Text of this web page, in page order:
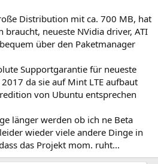
Distribution mit ca. 700 MB, hat
braucht, neueste NVidia driver, ATI
über den Paketmanager
Supportgarantie für neueste
da sie auf Mint LTE aufbaut
von Ubuntu entsprechen
länger werden ob ich ne Beta
wieder viele andere Dinge in
das Projekt mom. ruht...